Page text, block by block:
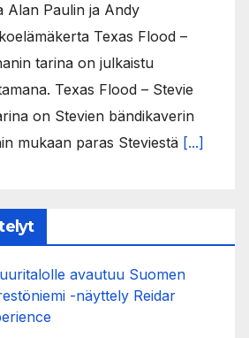
Alan Paulin ja Andy
Texas Flood –
tarina on julkaistu
Texas Flood – Stevie
on Stevien bändikaverin
mukaan paras Steviestä [...]
avautuu Suomen
-näyttely Reidar